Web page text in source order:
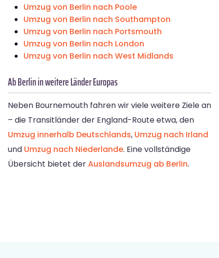
Umzug von Berlin nach Poole
Umzug von Berlin nach Southampton
Umzug von Berlin nach Portsmouth
Umzug von Berlin nach London
Umzug von Berlin nach West Midlands
Ab Berlin in weitere Länder Europas
Neben Bournemouth fahren wir viele weitere Ziele an
– die Transitländer der England-Route etwa, den
Umzug innerhalb Deutschlands, Umzug nach Irland
und Umzug nach Niederlande. Eine vollständige
Übersicht bietet derAuslandsumzug ab Berlin.